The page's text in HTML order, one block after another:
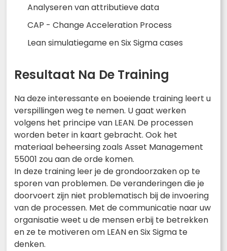
Analyseren van attributieve data
CAP - Change Acceleration Process
Lean simulatiegame en Six Sigma cases
Resultaat Na De Training
Na deze interessante en boeiende training leert u
verspillingen weg te nemen. U gaat werken
volgens het principe van LEAN. De processen
worden beter in kaart gebracht. Ook het
materiaal beheersing zoals Asset Management
55001 zou aan de orde komen.
In deze training leer je de grondoorzaken op te
sporen van problemen. De veranderingen die je
doorvoert zijn niet problematisch bij de invoering
van de processen. Met de communicatie naar uw
organisatie weet u de mensen erbij te betrekken
en ze te motiveren om LEAN en Six Sigma te
denken.